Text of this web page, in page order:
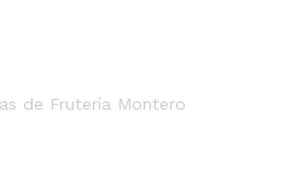
de Frutería Montero